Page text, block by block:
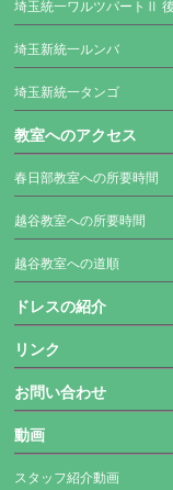
埼玉統一ワルツパートⅡ
埼玉新統一ルンバ
埼玉新統一タンゴ
教室へのアクセス
春日部教室への所要時間
越谷教室への所要時間
越谷教室への道順
ドレスの紹介
リンク
お問い合わせ
動画
スタッフ紹介動画